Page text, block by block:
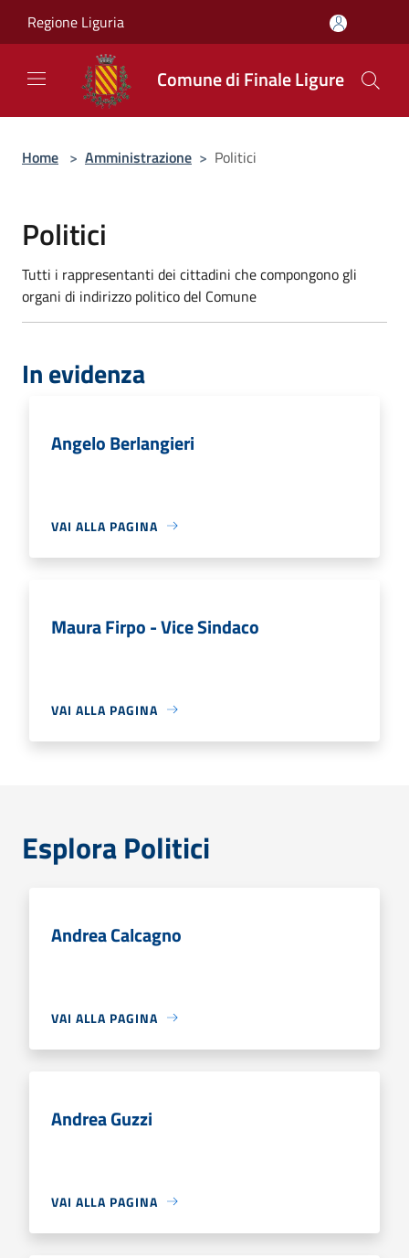
Regione Liguria
Comune di Finale Ligure
Home > Amministrazione > Politici
Politici
Tutti i rappresentanti dei cittadini che compongono gli
organi di indirizzo politico del Comune
In evidenza
Angelo Berlangieri
VAI ALLA PAGINA
Maura Firpo - Vice Sindaco
VAI ALLA PAGINA
Esplora Politici
Andrea Calcagno
VAI ALLA PAGINA
Andrea Guzzi
VAI ALLA PAGINA